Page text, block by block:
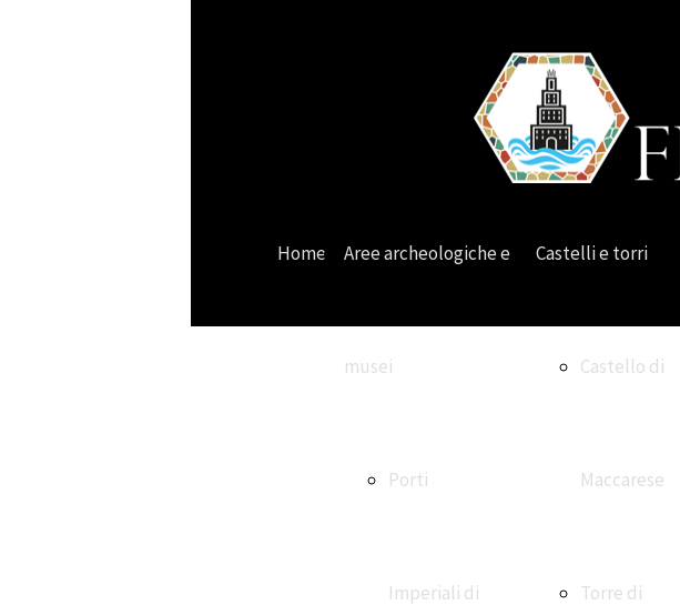
Home Aree archeologiche e
musei
Porti
Imperiali di
Castelli e torri
Castello di
Maccarese
Torre di